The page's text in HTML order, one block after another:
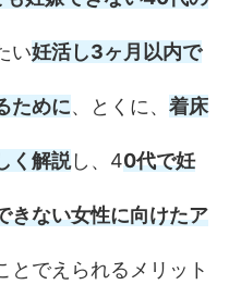
い妊活し3ヶ月以内で
ために、とくに、 着床
く解説し、40代で妊
きない女性に向けたア
とでえられるメリット